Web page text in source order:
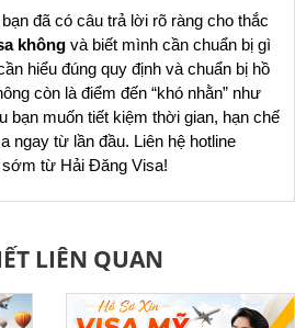
đã có câu trả lời rõ ràng cho thắc
không và biết mình cần chuẩn bị gì
hiểu đúng quy định và chuẩn bị hồ
còn là điểm đến “khó nhằn” như
bạn muốn tiết kiệm thời gian, hạn chế
ngay từ lần đầu. Liên hệ hotline
sớm từ Hải Đăng Visa!
LIÊN QUAN